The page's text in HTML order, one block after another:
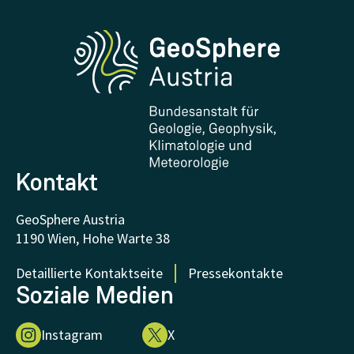
Kontakt und Besuch
Forschung und Kooperationen
Downloads
Zertifikate und Auszeichnungen
FAQ - Häufig gestellte Fragen
Forschung unterstützen
Phenowatch.at
Kontakt
GeoSphere Austria
1190 Wien, Hohe Warte 38
Detaillierte Kontaktseite
Pressekontakte
Soziale Medien
Instagram X